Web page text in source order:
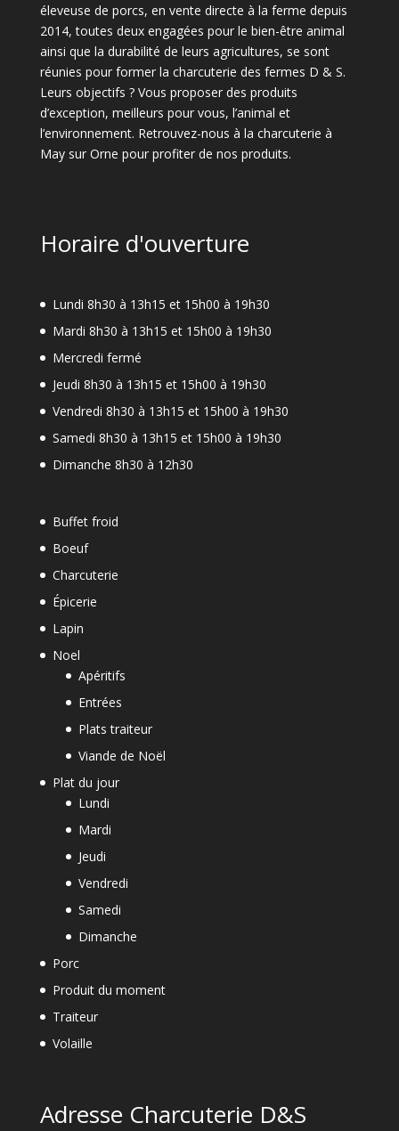
éleveuse de porcs, en vente directe à la ferme depuis
2014, toutes deux engagées pour le bien-être animal
ainsi que la durabilité de leurs agricultures, se sont
réunies pour former la charcuterie des fermes D & S.
Leurs objectifs ? Vous proposer des produits
d’exception, meilleurs pour vous, l’animal et
l’environnement. Retrouvez-nous à la charcuterie à
May sur Orne pour profiter de nos produits.
Horaire d'ouverture
Lundi 8h30 à 13h15 et 15h00 à 19h30
Mardi 8h30 à 13h15 et 15h00 à 19h30
Mercredi fermé
Jeudi 8h30 à 13h15 et 15h00 à 19h30
Vendredi 8h30 à 13h15 et 15h00 à 19h30
Samedi 8h30 à 13h15 et 15h00 à 19h30
Dimanche 8h30 à 12h30
Buffet froid
Boeuf
Charcuterie
Épicerie
Lapin
Noel
Apéritifs
Entrées
Plats traiteur
Viande de Noël
Plat du jour
Lundi
Mardi
Jeudi
Vendredi
Samedi
Dimanche
Porc
Produit du moment
Traiteur
Volaille
Adresse Charcuterie D&S